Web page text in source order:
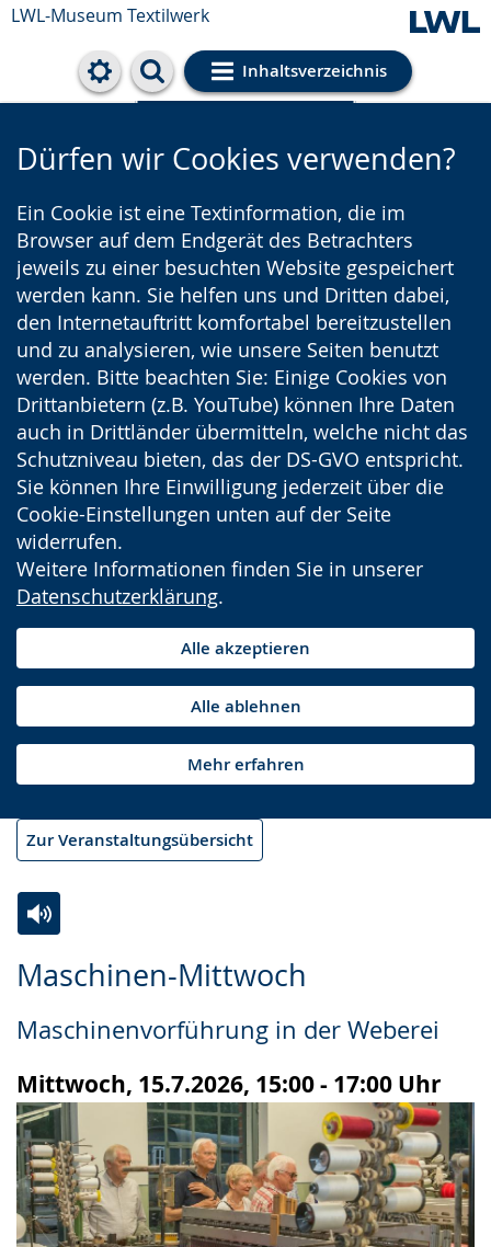
LWL-Museum Textilwerk
Inhaltsverzeichnis
Cookie-Einstellungen
Dürfen wir Cookies verwenden?
Ein Cookie ist eine Textinformation, die im
Browser auf dem Endgerät des Betrachters
jeweils zu einer besuchten Website gespeichert
werden kann. Sie helfen uns und Dritten dabei,
den Internetauftritt komfortabel bereitzustellen
und zu analysieren, wie unsere Seiten benutzt
werden. Bitte beachten Sie: Einige Cookies von
Drittanbietern (z.B. YouTube) können Ihre Daten
auch in Drittländer übermitteln, welche nicht das
Schutzniveau bieten, das der DS-GVO entspricht.
Sie können Ihre Einwilligung jederzeit über die
Cookie-Einstellungen unten auf der Seite
widerrufen.
Weitere Informationen finden Sie in unserer
Datenschutzerklärung.
Alle akzeptieren
Alle ablehnen
Mehr erfahren
Zur Veranstaltungsübersicht
Maschinen-Mittwoch
Maschinenvorführung in der Weberei
Mittwoch, 15.7.2026, 15:00 - 17:00 Uhr
Leichten
wechseln.
Audio-
Video
Deutscher
Gebärdensprache
wird
angezeigt.